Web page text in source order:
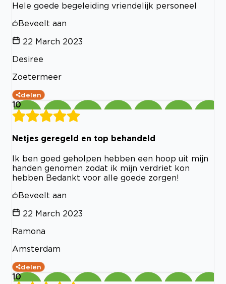
Hele goede begeleiding vriendelijk personeel
Beveelt aan
22 March 2023
Desiree
Zoetermeer
delen
10
Netjes geregeld en top behandeld
Ik ben goed geholpen hebben een hoop uit mijn
handen genomen zodat ik mijn verdriet kon
hebben Bedankt voor alle goede zorgen!
Beveelt aan
22 March 2023
Ramona
Amsterdam
delen
10